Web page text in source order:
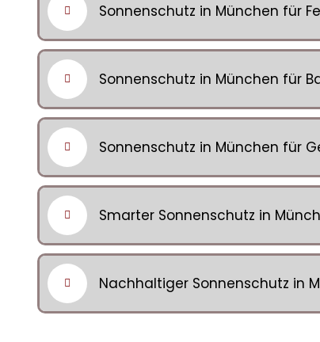
Sonnenschutz in München für
Sonnenschutz in München für
Sonnenschutz in München für
Smarter Sonnenschutz in
Nachhaltiger Sonnenschutz in